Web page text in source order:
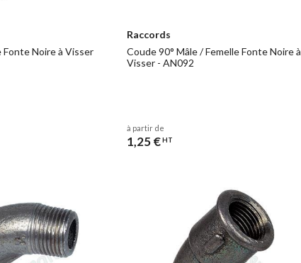
12 10 200
Fonte Noire à Visser
Raccords
Coude 90° Mâle / Femelle Fonte Noire à
Visser - AN092
à partir de
1,25 €HT